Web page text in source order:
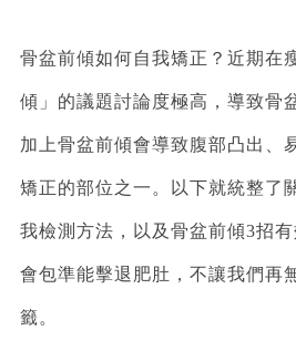
骨盆前傾如何自我矯正？近期在
傾」的議題討論度極高，導致骨
加上骨盆前傾會導致腹部凸出、
矯正的部位之一。以下就統整了
我檢測方法，以及骨盆前傾3招
會包準能擊退肥肚，不讓我們再
籤。